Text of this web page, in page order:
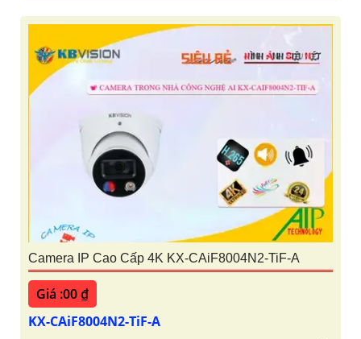
Camera IP Cao Cấp 4K KX-CAiF8004N2-TiF-A
Giá :00 ₫
KX-CAiF8004N2-TiF-A